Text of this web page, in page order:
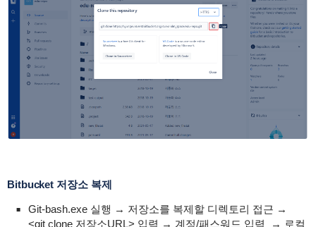
Bitbucket 저장소 복제
Git-bash.exe 실행 → 저장소를 복제할 디렉토리 접근 →
<git clone 저장소URL> 입력 → 계정/패스워드 입력 → 로컬